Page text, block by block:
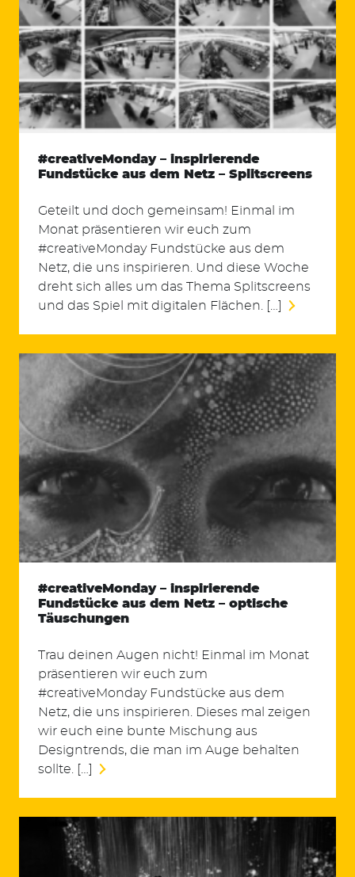
#creativeMonday – inspirierende
Fundstücke aus dem Netz – Splitscreens
Geteilt und doch gemeinsam! Einmal im
Monat präsentieren wir euch zum
#creativeMonday Fundstücke aus dem
Netz, die uns inspirieren. Und diese Woche
dreht sich alles um das Thema Splitscreens
und das Spiel mit digitalen Flächen. […]
#creativeMonday – inspirierende
Fundstücke aus dem Netz – optische
Täuschungen
Trau deinen Augen nicht! Einmal im Monat
präsentieren wir euch zum
#creativeMonday Fundstücke aus dem
Netz, die uns inspirieren. Dieses mal zeigen
wir euch eine bunte Mischung aus
Designtrends, die man im Auge behalten
sollte. […]